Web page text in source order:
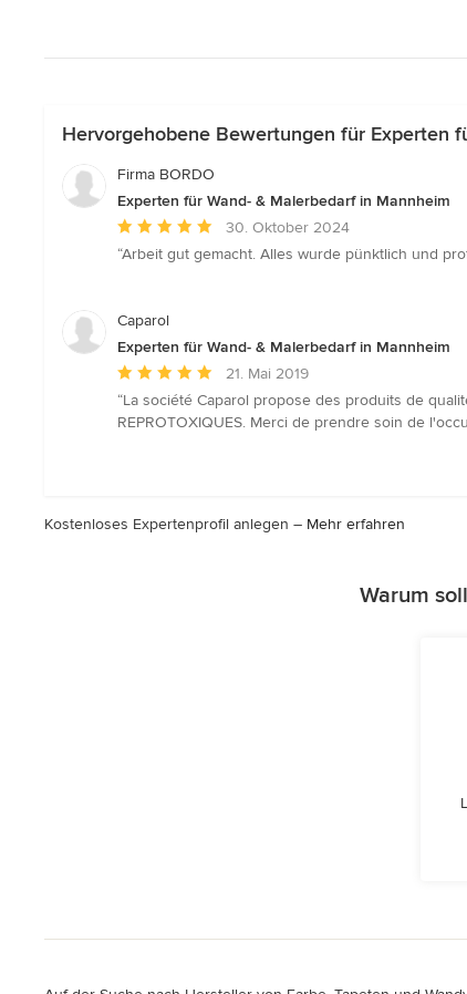
Hervorgehobene Bewertungen für Experten
Firma BORDO
Experten für Wand- & Malerbedarf in Mannheim
Durchschnittliche
Bewertung:
5
30. Oktober 2024
“Arbeit gut gemacht. Alles wurde pünktlich und
Caparol
Experten für Wand- & Malerbedarf in Mannheim
Durchschnittliche
Bewertung:
5
21. Mai 2019
“La société Caparol propose des produits de
REPROTOXIQUES. Merci de prendre soin de
Kostenloses Expertenprofil anlegen – Mehr erfahren
Warum